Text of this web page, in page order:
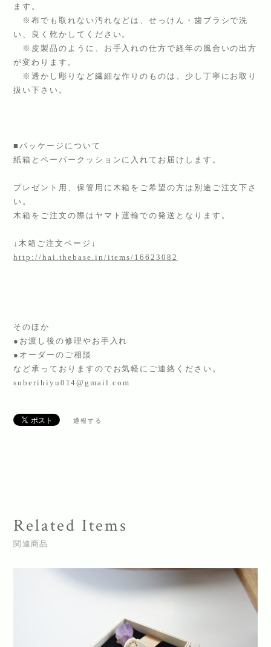
ます。
※布でも取れない汚れなどは、せっけん・歯ブラシで洗
い、良く乾かしてください。
※皮製品のように、お手入れの仕方で経年の風合いの出方
が変わります。
※透かし彫りなど繊細な作りのものは、少し丁寧にお取り
扱い下さい。
■パッケージについて
紙箱とペーパークッションに入れてお届けします。
プレゼント用、保管用に木箱をご希望の方は別途ご注文下さ
い。
木箱をご注文の際はヤマト運輸での発送となります。
↓木箱ご注文ページ↓
http://hai.thebase.in/items/16623082
そのほか
●お渡し後の修理やお手入れ
●オーダーのご相談
など承っておりますのでお気軽にご連絡ください。
suberihiyu014@gmail.com
通報する
Related Items
関連商品